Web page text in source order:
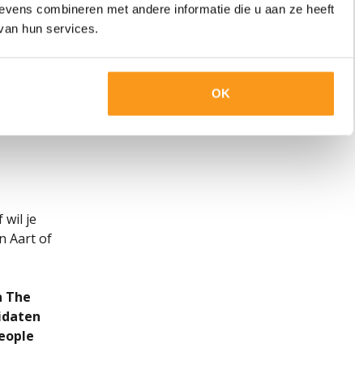
combineren met andere informatie die u aan ze heeft
hun services.
OK
groot
een
hebt;
wil je
Aart of
The